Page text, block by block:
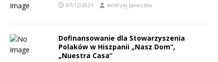
07/12/2021 Andrzej Janeczko
Dofinansowanie dla Stowarzyszenia
Polaków w Hiszpanii „Nasz Dom”,
„Nuestra Casa”